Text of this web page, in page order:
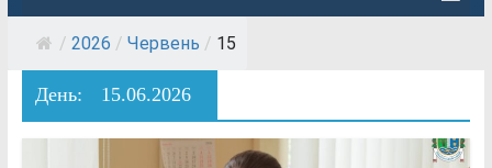
/ 2026 / Червень / 15
День: 15.06.2026